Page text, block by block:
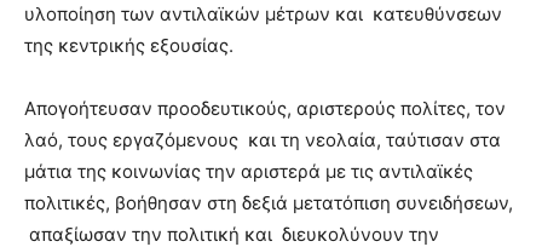
υλοποίηση των αντιλαϊκών μέτρων και κατευθύνσεων
της κεντρικής εξουσίας.
Απογοήτευσαν προοδευτικούς, αριστερούς πολίτες, τον
λαό, τους εργαζόμενους και τη νεολαία, ταύτισαν στα
μάτια της κοινωνίας την αριστερά με τις αντιλαϊκές
πολιτικές, βοήθησαν στη δεξιά μετατόπιση συνειδήσεων,
απαξίωσαν την πολιτική και διευκολύνουν την